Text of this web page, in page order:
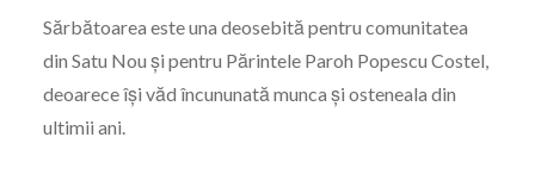
Sărbătoarea este una deosebită pentru comunitatea
din Satu Nou şi pentru Părintele Paroh Popescu Costel,
deoarece îşi văd încununată munca și osteneala din
ultimii ani.